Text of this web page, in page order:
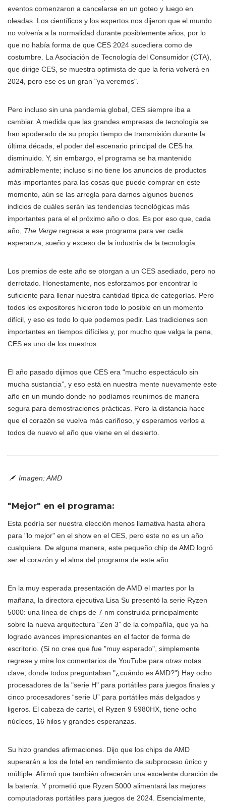
eventos comenzaron a cancelarse en un goteo y luego en
oleadas. Los científicos y los expertos nos dijeron que el mundo
no volvería a la normalidad durante posiblemente años, por lo
que no había forma de que CES 2024 sucediera como de
costumbre. La Asociación de Tecnología del Consumidor (CTA),
que dirige CES, se muestra optimista de que la feria volverá en
2024, pero ese es un gran "ya veremos".
Pero incluso sin una pandemia global, CES siempre iba a
cambiar. A medida que las grandes empresas de tecnología se
han apoderado de su propio tiempo de transmisión durante la
última década, el poder del escenario principal de CES ha
disminuido. Y, sin embargo, el programa se ha mantenido
admirablemente; incluso si no tiene los anuncios de productos
más importantes para las cosas que puede comprar en este
momento, aún se las arregla para darnos algunos buenos
indicios de cuáles serán las tendencias tecnológicas más
importantes para el el próximo año o dos. Es por eso que, cada
año, The Verge regresa a ese programa para ver cada
esperanza, sueño y exceso de la industria de la tecnología.
Los premios de este año se otorgan a un CES asediado, pero no
derrotado. Honestamente, nos esforzamos por encontrar lo
suficiente para llenar nuestra cantidad típica de categorías. Pero
todos los expositores hicieron todo lo posible en un momento
difícil, y eso es todo lo que podemos pedir. Las tradiciones son
importantes en tiempos difíciles y, por mucho que valga la pena,
CES es uno de los nuestros.
El año pasado dijimos que CES era “mucho espectáculo sin
mucha sustancia”, y eso está en nuestra mente nuevamente este
año en un mundo donde no podíamos reunirnos de manera
segura para demostraciones prácticas. Pero la distancia hace
que el corazón se vuelva más cariñoso, y esperamos verlos a
todos de nuevo el año que viene en el desierto.
Imagen: AMD
"Mejor" en el programa:
Esta podría ser nuestra elección menos llamativa hasta ahora
para "lo mejor" en el show en el CES, pero este no es un año
cualquiera. De alguna manera, este pequeño chip de AMD logró
ser el corazón y el alma del programa de este año.
En la muy esperada presentación de AMD el martes por la
mañana, la directora ejecutiva Lisa Su presentó la serie Ryzen
5000: una línea de chips de 7 nm construida principalmente
sobre la nueva arquitectura “Zen 3” de la compañía, que ya ha
logrado avances impresionantes en el factor de forma de
escritorio. (Si no cree que fue "muy esperado", simplemente
regrese y mire los comentarios de YouTube para otras notas
clave, donde todos preguntaban "¿cuándo es AMD?") Hay ocho
procesadores de la "serie H" para portátiles para juegos finales y
cinco procesadores “serie U” para portátiles más delgados y
ligeros. El cabeza de cartel, el Ryzen 9 5980HX, tiene ocho
núcleos, 16 hilos y grandes esperanzas.
Su hizo grandes afirmaciones. Dijo que los chips de AMD
superarán a los de Intel en rendimiento de subproceso único y
múltiple. Afirmó que también ofrecerán una excelente duración de
la batería. Y prometió que Ryzen 5000 alimentará las mejores
computadoras portátiles para juegos de 2024. Esencialmente,